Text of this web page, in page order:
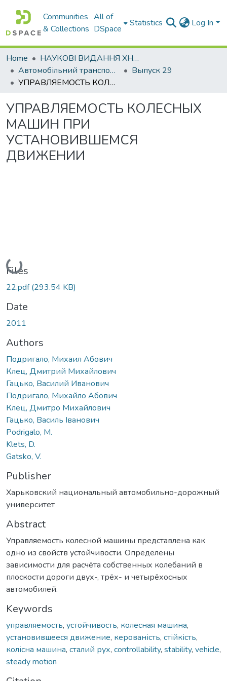
Communities
& Collections
All of
DSpace
Statistics Log In
Home
НАУКОВІ ВИДАННЯ ХНАДУ
Автомобільний транспорт / Автомобильный транспорт
Выпуск 29
УПРАВЛЯЕМОСТЬ КОЛЕСНЫХ МАШИН ПРИ УСТАНОВИВШЕМСЯ ДВИЖЕНИИ
УПРАВЛЯЕМОСТЬ КОЛЕСНЫХ
МАШИН ПРИ
УСТАНОВИВШЕМСЯ
ДВИЖЕНИИ
Loading...
Files
22.pdf(293.54 KB)
Date
2011
Authors
Подригало, Михаил Абович
Клец, Дмитрий Михайлович
Гацько, Василий Иванович
Подригало, Михайло Абович
Клец, Дмитро Михайлович
Гацько, Василь Іванович
Podrigalo, M.
Klets, D.
Gatsko, V.
Publisher
Харьковский национальный автомобильно-дорожный
университет
Abstract
Управляемость колесной машины представлена как
одно из свойств устойчивости. Определены
зависимости для расчёта собственных колебаний в
плоскости дороги двух-, трёх- и четырёхосных
автомобилей.
Keywords
управляемость, устойчивость, колесная машина,
установившееся движение, керованість, стійкість,
колісна машина, сталий рух, controllability, stability, vehicle,
steady motion